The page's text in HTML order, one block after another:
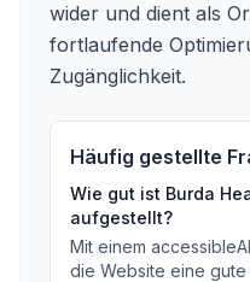
wider und dient als
fortlaufende
Zugänglichkeit.
Häufig gestellte
Wie gut ist Burda
aufgestellt?
Mit einem
die Website eine